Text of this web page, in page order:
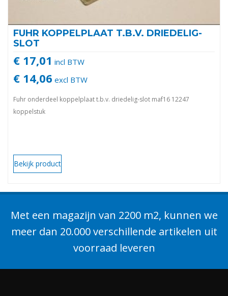
FUHR KOPPELPLAAT T.B.V. DRIEDELIG-
SLOT
€ 17,01 incl BTW
€ 14,06 excl BTW
Fuhr onderdeel koppelplaat t.b.v. driedelig-slot maf16 12247
koppelstuk
Bekijk product
Met een magazijn van 2200 m2, kunnen we
meer dan 20.000 verschillende artikelen uit
voorraad leveren